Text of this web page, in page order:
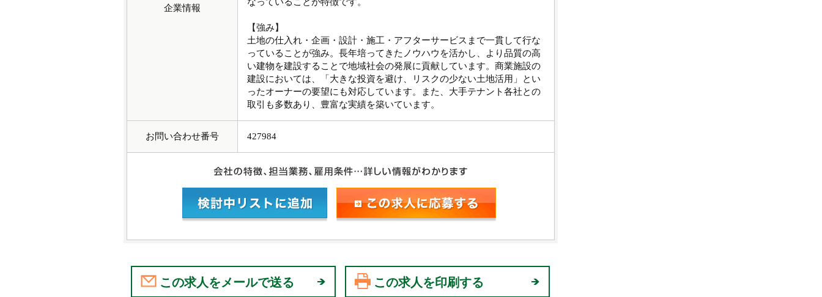
企業情報
【強み】
土地の仕入れ・企画・設計・施工・アフターサービスまで一貫して行な
っていることが強み。長年培ってきたノウハウを活かし、より品質の高
い建物を建設することで地域社会の発展に貢献しています。商業施設の
建設においては、「大きな投資を避け、リスクの少ない土地活用」とい
ったオーナーの要望にも対応しています。また、大手テナント各社との
取引も多数あり、豊富な実績を築いています。
お問い合わせ番号 427984
この求人をメールで送る この求人を印刷する